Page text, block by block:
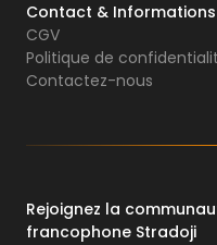
Contact & Informations
CGV
Politique de
Contactez-nous
Rejoignez la
francophone Stradoji